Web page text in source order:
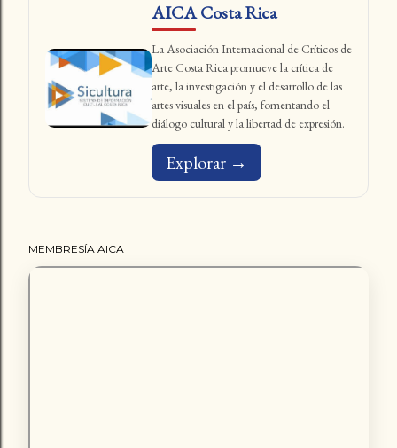
AICA Costa Rica
La Asociación Internacional de Críticos de
Arte Costa Rica promueve la crítica de
arte, la investigación y el desarrollo de las
artes visuales en el país, fomentando el
diálogo cultural y la libertad de expresión.
Explorar →
MEMBRESÍA AICA